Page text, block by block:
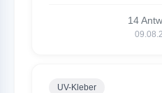
14
UV-Kleber